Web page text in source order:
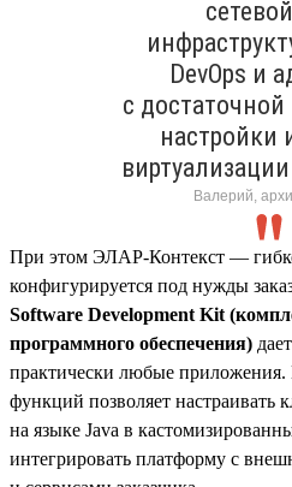
DevOps и
с
настройки
Валерий,
При этом ЭЛАР-Контекст —
конфигурируется под нужды
Software Development Kit
программного обеспечения)
практически любые
функций позволяет настраивать
на языке Java в
интегрировать платформу с